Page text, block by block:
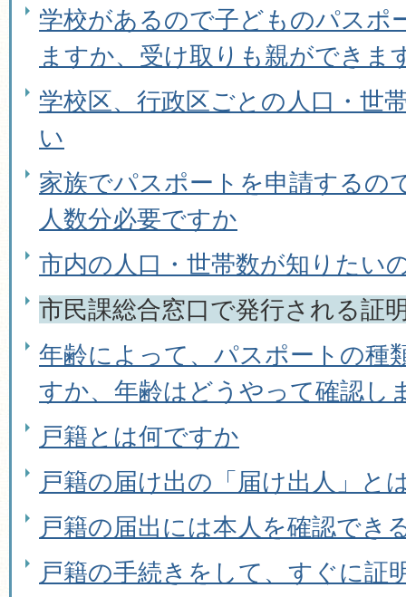
学校があるので子どものパスポ
ますか、受け取りも親ができま
学校区、行政区ごとの人口・世
い
家族でパスポートを申請するの
人数分必要ですか
市内の人口・世帯数が知りたい
市民課総合窓口で発行される証
年齢によって、パスポートの種
すか、年齢はどうやって確認し
戸籍とは何ですか
戸籍の届け出の「届け出人」と
戸籍の届出には本人を確認でき
戸籍の手続きをして、すぐに証